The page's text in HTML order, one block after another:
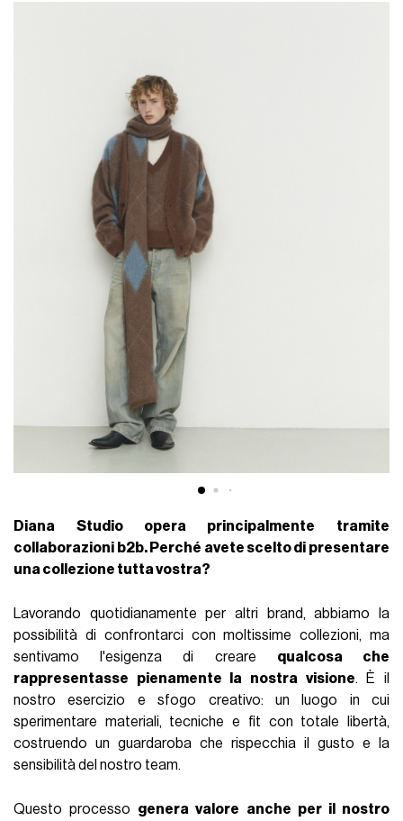
Diana Studio opera principalmente tramite
collaborazioni b2b. Perché avete scelto di presentare
una collezione tutta vostra?
Lavorando quotidianamente per altri brand, abbiamo la
possibilità di confrontarci con moltissime collezioni, ma
sentivamo l'esigenza di creare qualcosa che
rappresentasse pienamente la nostra visione. È il
nostro esercizio e sfogo creativo: un luogo in cui
sperimentare materiali, tecniche e fit con totale libertà,
costruendo un guardaroba che rispecchia il gusto e la
sensibilità del nostro team.
Questo processo genera valore anche per il nostro